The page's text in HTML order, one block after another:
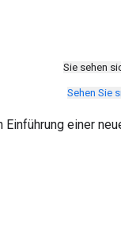
Sie sehen
Sehen Sie
einer